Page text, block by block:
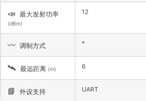
📣 最大发射功率
(dBm)
〰️ 调制方式
🛰️ 最远距离 (m)
📘 外设支持
12
*
6
UART